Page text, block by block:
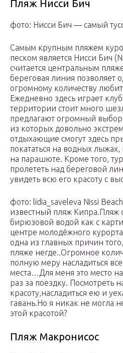
Пляж Нисси Бич
фото: Нисси Бич — самый
Самым крупным пляжем
песком является Нисси Бич
считается центральным
береговая линия позволяет
огромному количеству
Ежедневно здесь играет
территории стоит много
предлагают огромный
из которых довольно
отдыхающие смогут здесь
покататься на водных лыжах,
на парашюте. Кроме того,
пролететь над береговой
увидеть всю его красоту с
фото: lidia_saveleva Nissi
известный пляж Кипра.Пляж
бирюзовой водой как с
центре молодёжного
одна из главных причин
пляже негде..Огромное
полную меру насладиться
места…Для меня это место
раз за поездку. Посмотреть
красоту,насладиться ею и
гавань.Но я никак не могла
этой красотой?
Пляж Макронисос